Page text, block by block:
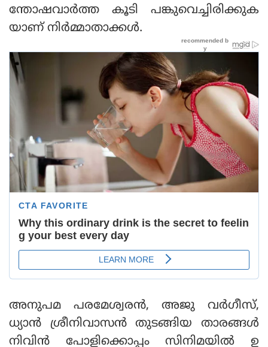
ന്തോഷവാര്‍ത്ത കൂടി പങ്കുവെച്ചിരിക്കുക
യാണ് നിര്‍മ്മാതാക്കള്‍.
അനുപമ പരമേശ്വരന്‍, അജു വര്‍ഗീസ്,
ധ്യാന്‍ ശ്രീനിവാസന്‍ തുടങ്ങിയ താരങ്ങള്‍
നിവിന്‍ പോളിക്കൊപ്പം സിനിമയില്‍ ഉ